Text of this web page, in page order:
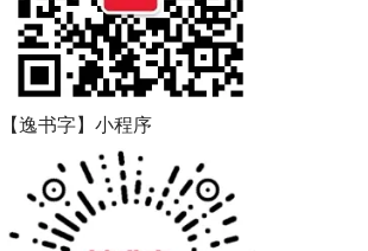
【逸书字】小程序